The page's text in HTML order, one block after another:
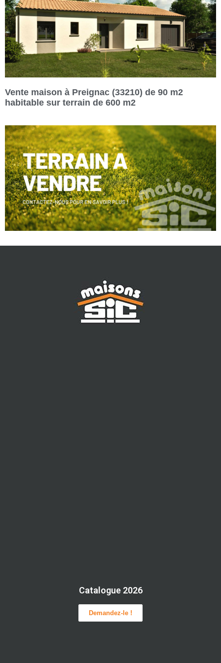
Vente maison à Preignac (33210) de 90 m2
habitable sur terrain de 600 m2
Catalogue 2026
Demandez-le !